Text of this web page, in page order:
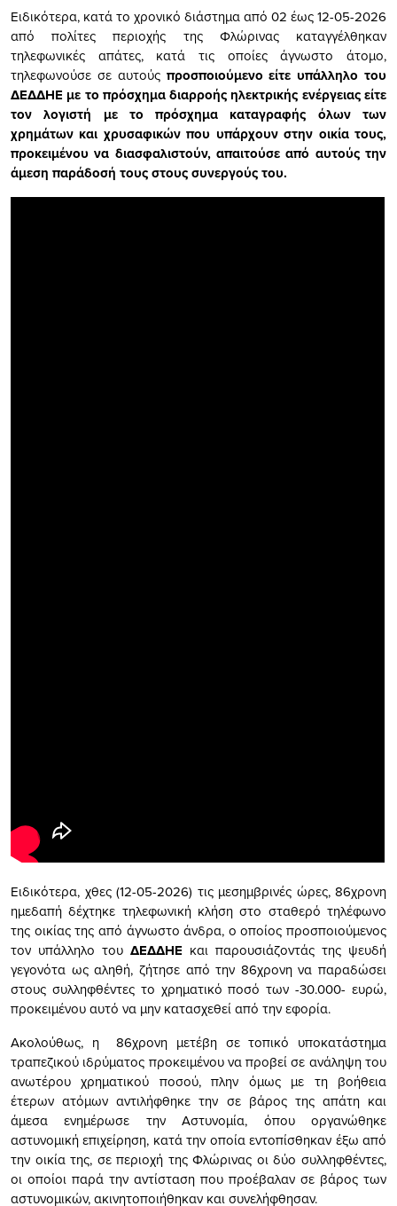
Ειδικότερα, κατά το χρονικό διάστημα από 02 έως 12-05-2026
από πολίτες περιοχής της Φλώρινας καταγγέλθηκαν
τηλεφωνικές απάτες, κατά τις οποίες άγνωστο άτομο,
τηλεφωνούσε σε αυτούς προσποιούμενοείτε υπάλληλο του
ΔΕΔΔΗΕ με το πρόσχημα διαρροής ηλεκτρικής ενέργειαςείτε
τον λογιστή με το πρόσχημα καταγραφής όλων των
χρημάτων και χρυσαφικών που υπάρχουν στην οικία τους,
προκειμένου να διασφαλιστούν, απαιτούσε από αυτούς την
άμεση παράδοσή τους στους συνεργούς του.
Ειδικότερα, χθες (12-05-2026) τις μεσημβρινές ώρες, 86χρονη
ημεδαπή δέχτηκε τηλεφωνική κλήση στο σταθερό τηλέφωνο
της οικίας της από άγνωστο άνδρα, ο οποίος προσποιούμενος
τον υπάλληλο του ΔΕΔΔΗΕ και παρουσιάζοντάς της ψευδή
γεγονότα ως αληθή, ζήτησε από την 86χρονη να παραδώσει
στους συλληφθέντες το χρηματικό ποσό των -30.000- ευρώ,
προκειμένου αυτό να μην κατασχεθεί από την εφορία.
Ακολούθως, η 86χρονη μετέβη σε τοπικό υποκατάστημα
τραπεζικού ιδρύματος προκειμένου να προβεί σε ανάληψη του
ανωτέρου χρηματικού ποσού, πλην όμως με τη βοήθεια
έτερων ατόμων αντιλήφθηκε την σε βάρος της απάτη και
άμεσα ενημέρωσε την Αστυνομία, όπου οργανώθηκε
αστυνομική επιχείρηση, κατά την οποία εντοπίσθηκαν έξω από
την οικία της, σε περιοχή της Φλώρινας οι δύο συλληφθέντες,
οι οποίοι παρά την αντίσταση που προέβαλαν σε βάρος των
αστυνομικών, ακινητοποιήθηκαν και συνελήφθησαν.